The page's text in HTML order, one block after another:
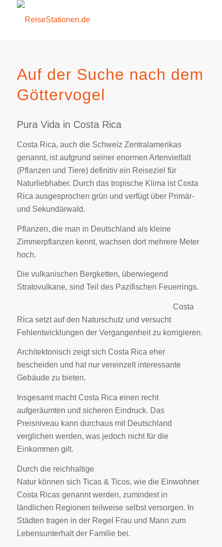
Auf der Suche nach dem
Göttervogel
Pura Vida in Costa Rica
Costa Rica, auch die Schweiz Zentralamerikas
genannt, ist aufgrund seiner enormen Artenvielfalt
(Pflanzen und Tiere) definitiv ein Reiseziel für
Naturliebhaber. Durch das tropische Klima ist Costa
Rica ausgesprochen grün und verfügt über Primär-
und Sekundärwald.
Pflanzen, die man in Deutschland als kleine
Zimmerpflanzen kennt, wachsen dort mehrere Meter
hoch.
Die vulkanischen Bergketten, überwiegend
Stratovulkane, sind Teil des Pazifischen Feuerrings.
Costa
Rica setzt auf den Naturschutz und versucht
Fehlentwicklungen der Vergangenheit zu korrigieren.
Architektonisch zeigt sich Costa Rica eher
bescheiden und hat nur vereinzelt interessante
Gebäude zu bieten.
Insgesamt macht Costa Rica einen recht
aufgeräumten und sicheren Eindruck. Das
Preisniveau kann durchaus mit Deutschland
verglichen werden, was jedoch nicht für die
Einkommen gilt.
Durch die reichhaltige
Natur können sich Ticas & Ticos, wie die Einwohner
Costa Ricas genannt werden, zumindest in
ländlichen Regionen teilweise selbst versorgen. In
Städten tragen in der Regel Frau und Mann zum
Lebensunterhalt der Familie bei.